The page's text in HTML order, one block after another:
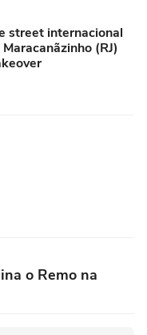
street internacional
(RJ)
o Remo na